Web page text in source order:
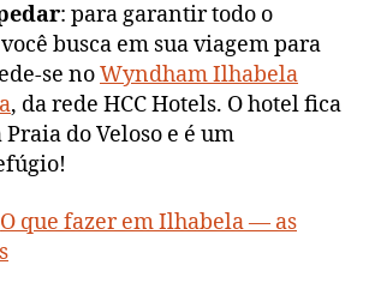
: para garantir todo o
busca em sua viagem para
se noWyndham Ilhabela
, da rede HCC Hotels. O hotel fica
do Veloso e é um
O que fazer em Ilhabela — as